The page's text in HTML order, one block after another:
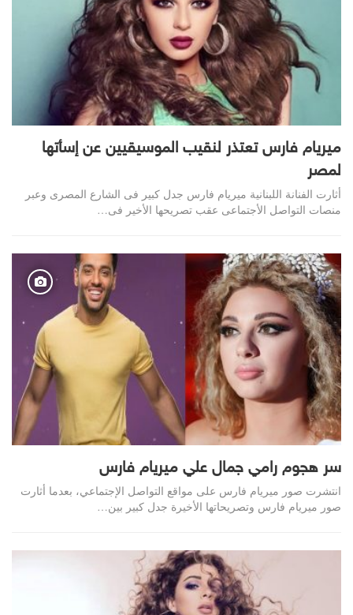
ميريام فارس تعتذر لنقيب الموسيقيين عن إسأتها
لمصر
أثارت الفنانة اللبنانية ميريام فارس جدل كبير فى الشارع المصرى وعبر
منصات التواصل الأجتماعى عقب تصريحها الأخير فى…
سر هجوم رامي جمال علي ميريام فارس
انتشرت صور ميريام فارس على مواقع التواصل الإجتماعي، بعدما أثارت
صور ميريام فارس وتصريحاتها الأخيرة جدل كبير بين…